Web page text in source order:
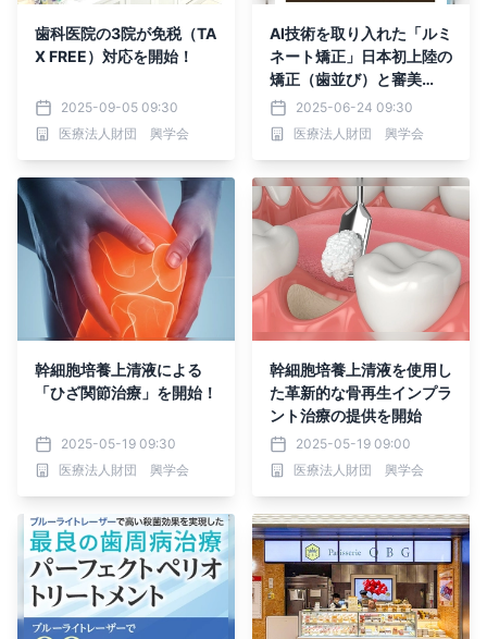
歯科医院の3院が免税（TA
X FREE）対応を開始！
2025-09-05 09:30
医療法人財団 興学会
AI技術を取り入れた「ルミ
ネート矯正」日本初上陸の
矯正（歯並び）と審美
（色・形）を組み合わせた
次世代矯正歯科治療
2025-06-24 09:30
医療法人財団 興学会
幹細胞培養上清液による
「ひざ関節治療」を開始！
2025-05-19 09:30
医療法人財団 興学会
幹細胞培養上清液を使用し
た革新的な骨再生インプラ
ント治療の提供を開始
2025-05-19 09:00
医療法人財団 興学会